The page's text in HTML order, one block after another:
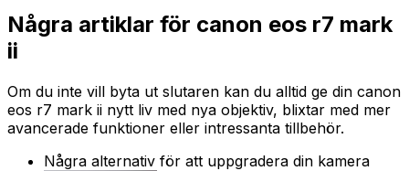
Några artiklar för canon eos r7 mark
ii
Om du inte vill byta ut slutaren kan du alltid ge din canon
eos r7 mark ii nytt liv med nya objektiv, blixtar med mer
avancerade funktioner eller intressanta tillbehör.
Några alternativ för att uppgradera din kamera